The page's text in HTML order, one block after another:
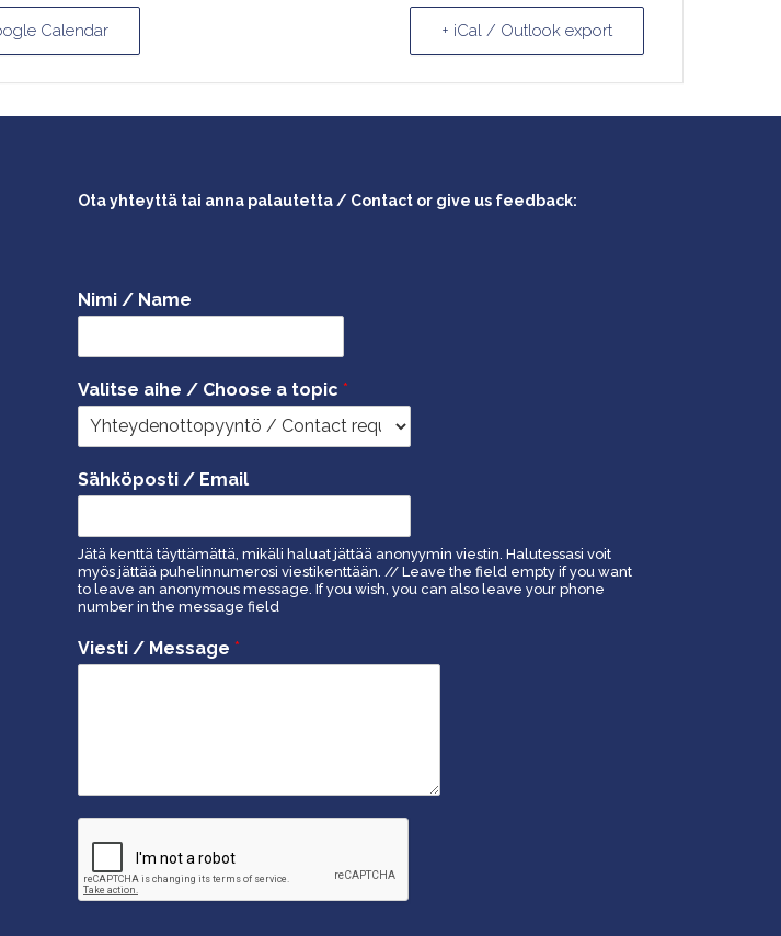
Calendar + iCal / Outlook export
Ota yhteyttä tai anna palautetta / Contact or give us feedback:
Nimi / Name
Valitse aihe / Choose a topic *
Sähköposti / Email
Jätä kenttä täyttämättä, mikäli haluat jättää anonyymin viestin. Halutessasi voit
myös jättää puhelinnumerosi viestikenttään. // Leave the field empty if you want
to leave an anonymous message. If you wish, you can also leave your phone
number in the message field
Viesti / Message *